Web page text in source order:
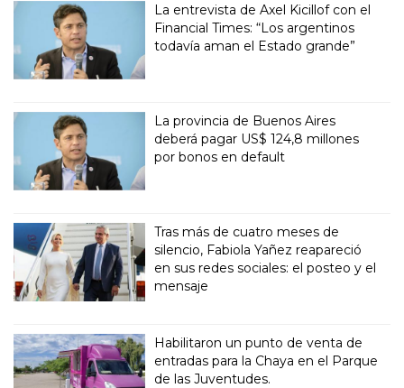
La entrevista de Axel Kicillof con el
Financial Times: “Los argentinos
todavía aman el Estado grande”
La provincia de Buenos Aires
deberá pagar US$ 124,8 millones
por bonos en default
Tras más de cuatro meses de
silencio, Fabiola Yañez reapareció
en sus redes sociales: el posteo y el
mensaje
Habilitaron un punto de venta de
entradas para la Chaya en el Parque
de las Juventudes.